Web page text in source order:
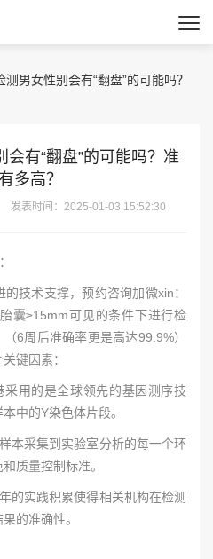
测男女性别会有“翻盘”的可能吗？
有“翻盘”的可能吗？准
多高？
发表时间：2025-01-03 15:52:30
术支撑，预约咨询加微xin：
囊≥15mm可见的条件下进行检
6周后准确率更是高达99.9%）
键因素：
用的是全球领先的基因测序技
中的Y染色体片段。
采集到实验室分析的每一个环
质量控制标准。
实践积累使得相关机构在检测
的准确性。